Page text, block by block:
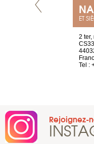
ET
2 ter,
Tel :
Rejoignez-